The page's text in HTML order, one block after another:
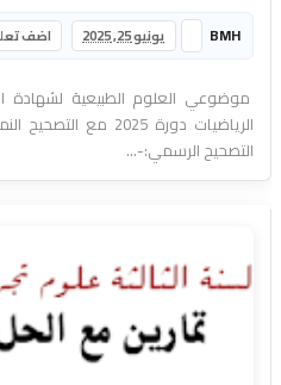
BMH يونيو 25, 2025 اضف
موضوعي العلوم الطبيعية لشهادة
الرياضيات دورة
التصحيح الرسمي:-...